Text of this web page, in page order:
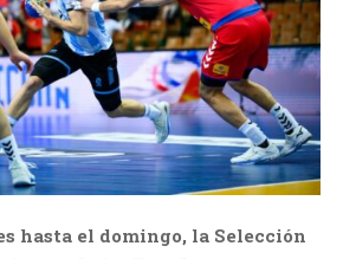
hasta el domingo, la Selección